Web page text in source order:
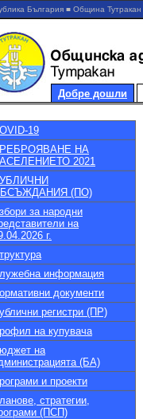
България ■ Община Тутракан
Добре дошли
19
НА
2021
(ПО)
за народни
на
г.
информация
документи
регистри (ПР)
на купувача
на
(БА)
и проекти
стратегии,
(ПСП)